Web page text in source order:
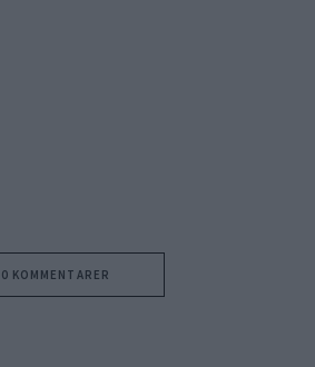
0 KOMMENTARER